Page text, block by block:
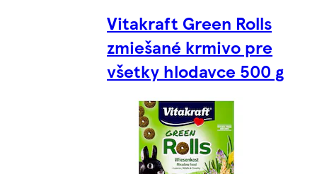
Vitakraft Green Rolls
zmiešané krmivo pre
všetky hlodavce 500 g